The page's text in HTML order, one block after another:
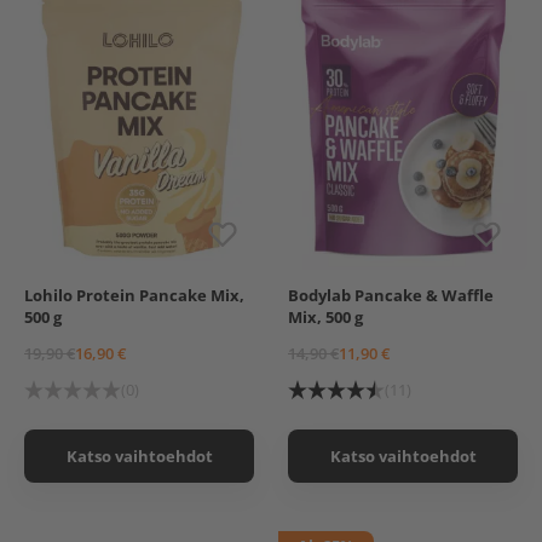
Cinnabun
Vanilla Dream
Lohilo Protein Pancake Mix,
500 g
19,90 €16,90 €
Katso vaihtoehdot
Ultimate Chocolate
Chocolate Chip
Bodylab Pancake & Waffle
Mix, 500 g
14,90 €11,90 €
Katso vaihtoehdot